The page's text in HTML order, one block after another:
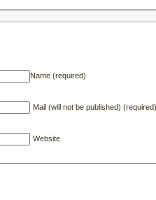
Name (required)
Mail (will not be published) (required)
Website